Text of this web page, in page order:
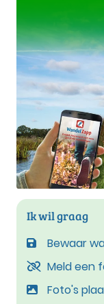
Ik wil graag
Bewaar
Meld een
Foto's